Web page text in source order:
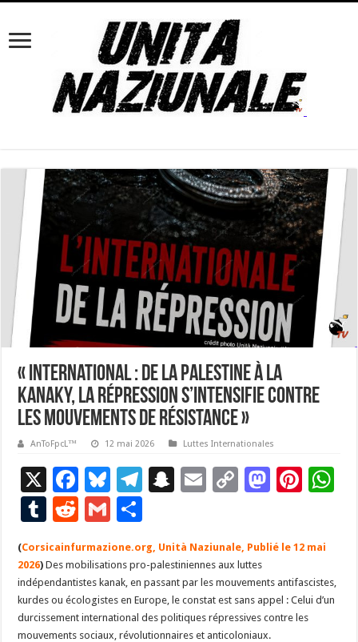
« International : de la Palestine à la
Kanaky, la répression s’intensifie contre
les mouvements de résistance »
AnToFpcL™ 12 mai 2026 Luttes Internationales
X
F
ac
e
b
o
o
k
Bl
u
es
ky
T
gr
a
m
S
p
c
h
at
E
l
C
y
Li
n
k
M
d
o
n
Pi
es
t
p
T
u
m
bl
r
R
d
di
t
G
ai
l
ta
g
er
(Corsicainfurmazione.org, Unità Naziunale, Publié le 12 mai
2026)Des mobilisations pro-palestiniennes aux luttes
indépendantistes kanak, en passant par les mouvements antifascistes,
kurdes ou écologistes en Europe, le constat est sans appel : Celui d’un
durcissement international des politiques répressives contre les
mouvements sociaux, révolutionnaires et anticoloniaux.